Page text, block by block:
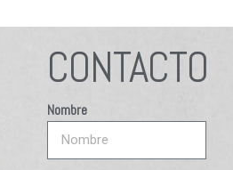
CONTACTO
Nombre